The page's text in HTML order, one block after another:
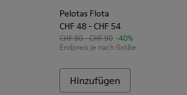
Pelotas Flota
CHF 48 - CHF 54
CHF 80 - CHF 90 -40%
Endpreis je nach Größe
Hinzufügen